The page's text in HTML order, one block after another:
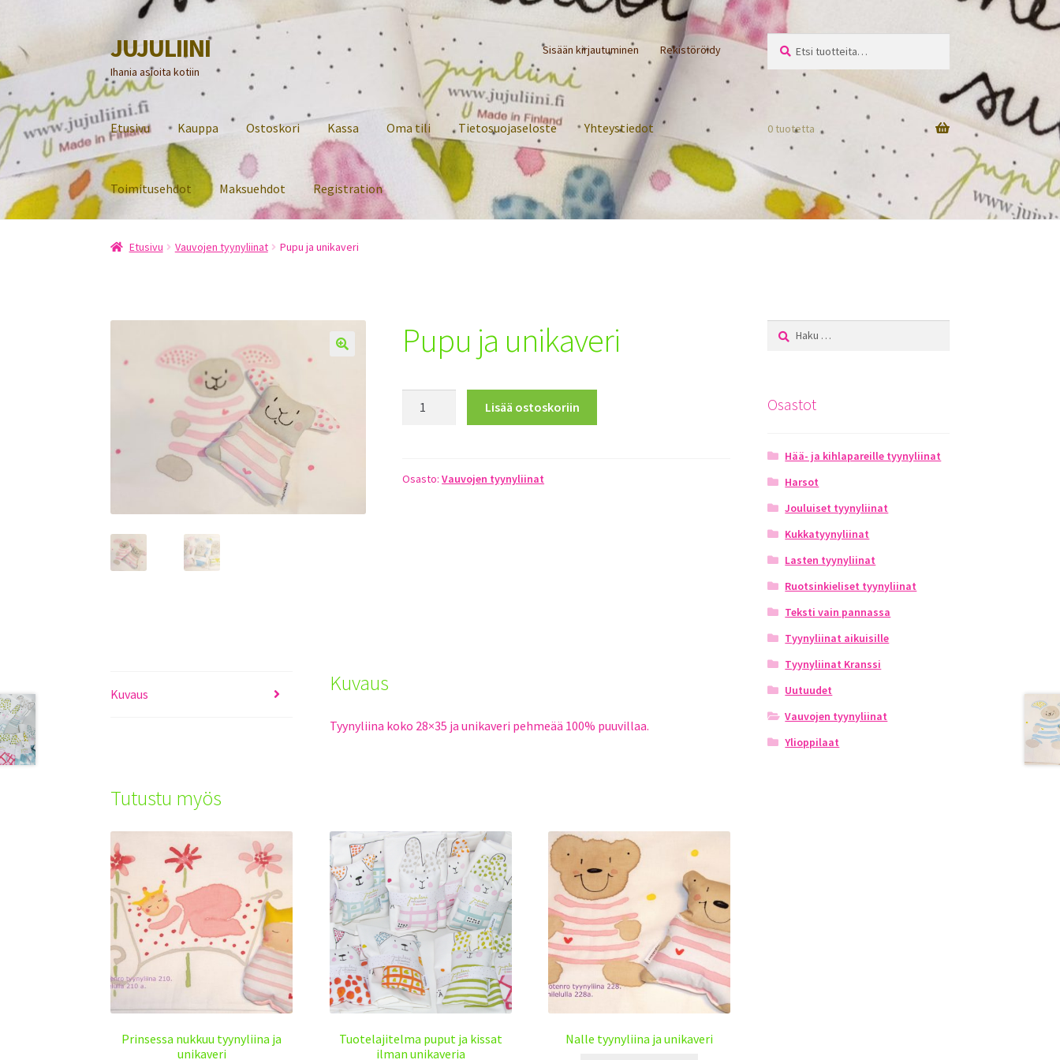
Siirry
navigointiin
Siirry
sisältöön
JUJULIINI
Ihania asioita kotiin
Sisään kirjautuminen Rekistöröidy
Etusivu Kauppa Ostoskori Kassa Oma tili Tietosuojaseloste Yhteystiedot
Toimitusehdot Maksuehdot Registration
0 tuotetta
Etusivu Vauvojen tyynyliinat Pupu ja unikaveri
Pupu ja unikaveri
Lisää ostoskoriin
Osasto:Vauvojen tyynyliinat
Kuvaus Kuvaus
Tyynyliina koko 28×35 ja unikaveri pehmeää 100% puuvillaa.
Tutustu myös
Prinsessa nukkuu tyynyliina ja
unikaveri
Tuotelajitelma puput ja kissat
ilman unikaveria
Nalle tyynyliina ja unikaveri
Haku:
Osastot
Hää- ja kihlapareille tyynyliinat
Harsot
Jouluiset tyynyliinat
Kukkatyynyliinat
Lasten tyynyliinat
Ruotsinkieliset tyynyliinat
Teksti vain pannassa
Tyynyliinat aikuisille
Tyynyliinat Kranssi
Uutuudet
Vauvojen tyynyliinat
Ylioppilaat